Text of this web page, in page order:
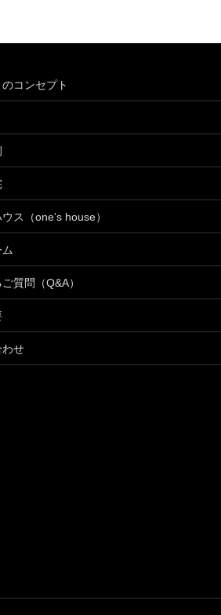
コンセプト
ス（one’s house）
質問（Q&A）
わせ